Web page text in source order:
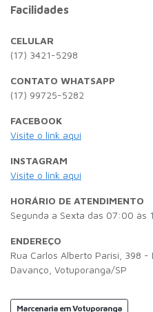
Facilidades
CELULAR
(17) 3421-5298
CONTATO WHATSAPP
(17) 99725-5282
FACEBOOK
Visite o link aqui
INSTAGRAM
Visite o link aqui
HORÁRIO DE ATENDIMENTO
Segunda a Sexta das 07:00 às
ENDEREÇO
Rua Carlos Alberto Parisi, 398
Davanço, Votuporanga/SP
Marcenaria em Votuporanga